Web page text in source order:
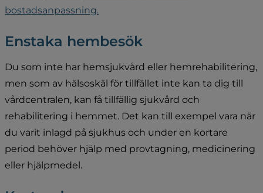
bostadsanpassning.
Enstaka hembesök
Du som inte har hemsjukvård eller hemrehabilitering,
men som av hälsoskäl för tillfället inte kan ta dig till
vårdcentralen, kan få tillfällig sjukvård och
rehabilitering i hemmet. Det kan till exempel vara när
du varit inlagd på sjukhus och under en kortare
period behöver hjälp med provtagning, medicinering
eller hjälpmedel.